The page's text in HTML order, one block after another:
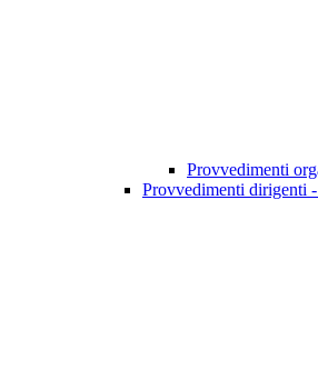
Provvedimenti
Provvedimenti dirigenti